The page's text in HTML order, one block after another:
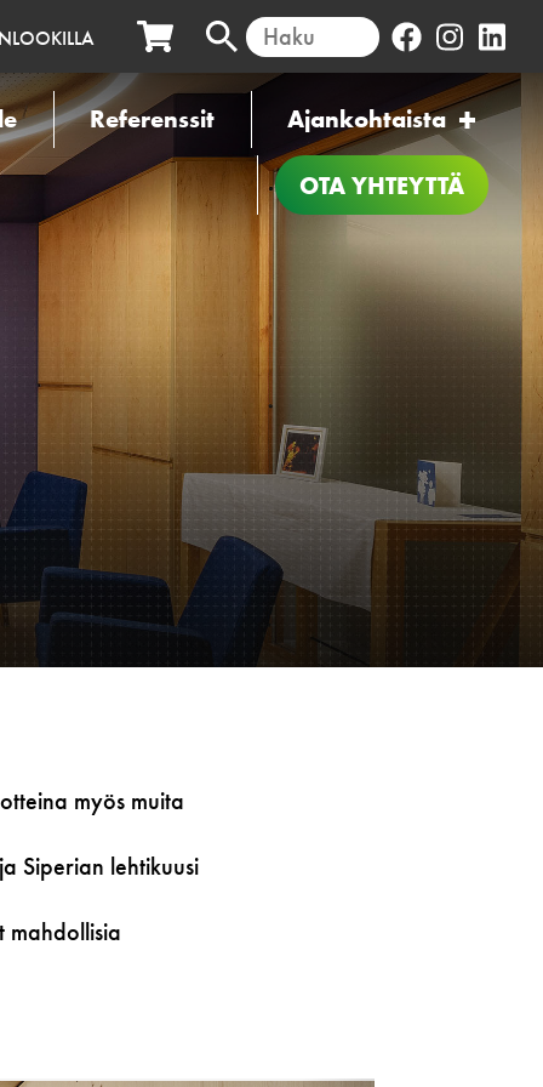
Referenssit Ajankohtaista
OTA YHTEYTTÄ
myös muita
Siperian lehtikuusi
mahdollisia